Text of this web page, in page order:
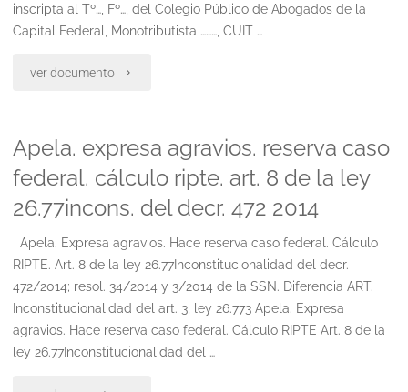
inscripta al Tº…, Fº…, del Colegio Público de Abogados de la
Capital Federal, Monotributista ………, CUIT …
ver documento "Cancelacion
hipoteca"
Apela. expresa agravios. reserva caso
federal. cálculo ripte. art. 8 de la ley
26.77incons. del decr. 472 2014
Apela. Expresa agravios. Hace reserva caso federal. Cálculo
RIPTE. Art. 8 de la ley 26.77Inconstitucionalidad del decr.
472/2014; resol. 34/2014 y 3/2014 de la SSN. Diferencia ART.
Inconstitucionalidad del art. 3, ley 26.773 Apela. Expresa
agravios. Hace reserva caso federal. Cálculo RIPTE Art. 8 de la
ley 26.77Inconstitucionalidad del …